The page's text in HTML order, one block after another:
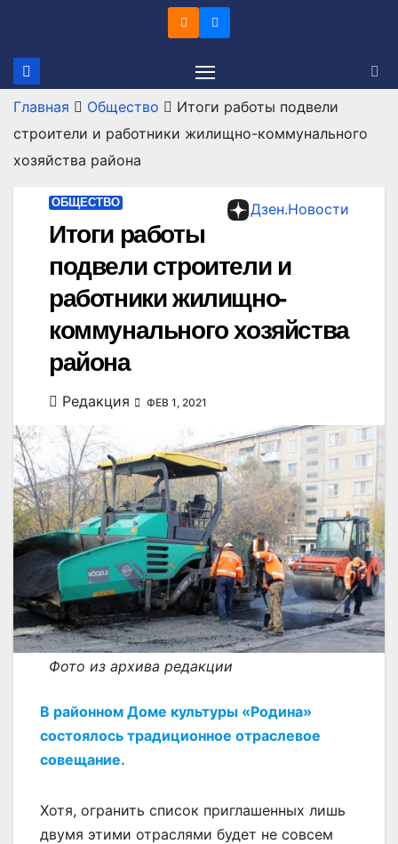
содержимому
Главная Общество
Итоги работы подвели
строители и работники жилищно-коммунального
хозяйства района
Дзен.Новости
ОБЩЕСТВО
Итоги работы
подвели строители и
работники жилищно-
коммунального хозяйства
района
Редакция ФЕВ 1, 2021
Фото из архива редакции
В районном Доме культуры «Родина»
состоялось традиционное отраслевое
совещание.
Хотя, огранить список приглашенных лишь
двумя этими отраслями будет не совсем